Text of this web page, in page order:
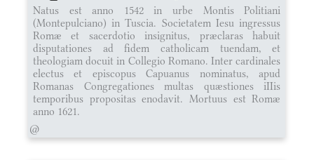
Natus est anno 1542 in urbe Montis Politiani
(Montepulciano) in Tuscia. Societatem Iesu ingressus
Romæ et sacerdotio insignitus, præclaras habuit
disputationes ad fidem catholicam tuendam, et
theologiam docuit in Collegio Romano. Inter cardinales
electus et episcopus Capuanus nominatus, apud
Romanas Congregationes multas quæstiones iIIis
temporibus propositas enodavit. Mortuus est Romæ
anno 1621.
@